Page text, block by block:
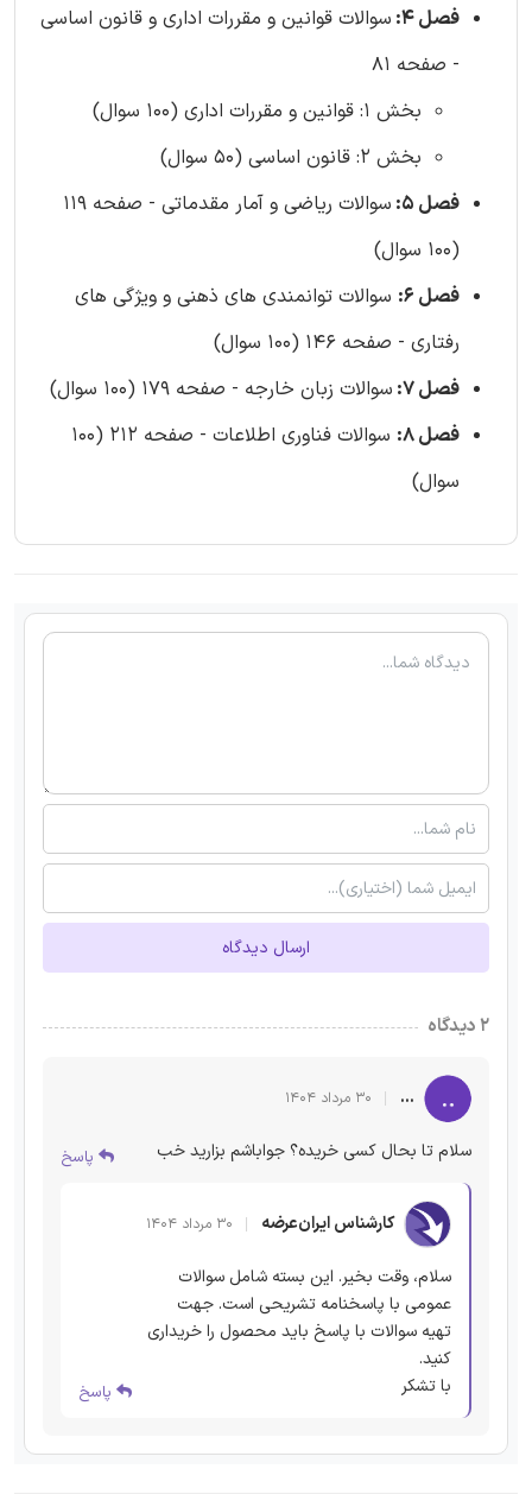
فصل 4:
سوالات قوانین و مقررات اداری و قانون اساسی
- صفحه 81
بخش 1: قوانین و مقررات اداری (100 سوال)
بخش 2: قانون اساسی (50 سوال)
فصل 5:
سوالات ریاضی و آمار مقدماتی - صفحه 119
(100 سوال)
فصل 6:
سوالات توانمندی های ذهنی و ویژگی های
رفتاری - صفحه 146 (100 سوال)
فصل 7:
سوالات زبان خارجه - صفحه 179 (100 سوال)
فصل 8:
سوالات فناوری اطلاعات - صفحه 212 (100
سوال)
ارسال دیدگاه
۲ دیدگاه
... ۳۰ مرداد ۱۴۰۴
سلام تا بحال کسی خریده؟ جواباشم بزارید خب پاسخ
کارشناس ایران‌عرضه ۳۰ مرداد ۱۴۰۴
سلام، وقت بخیر. این بسته شامل سوالات
عمومی با پاسخنامه تشریحی است. جهت
تهیه سوالات با پاسخ باید محصول را خریداری
کنید.
با تشکر
پاسخ